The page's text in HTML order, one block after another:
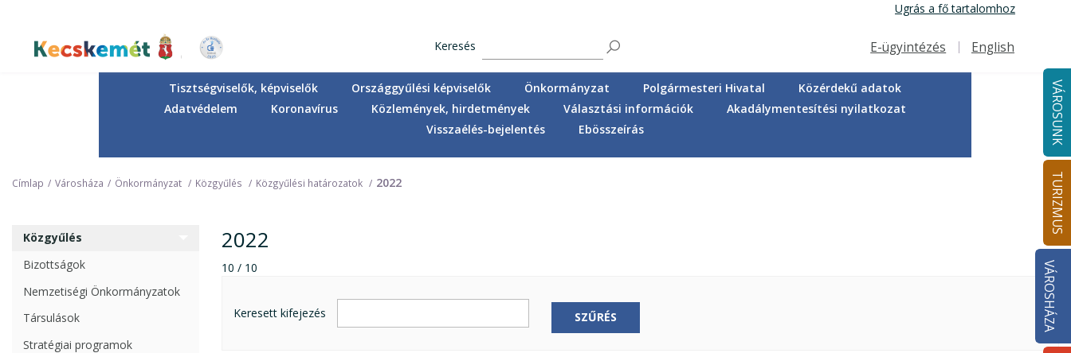
tartalomra
Ugrás a fő tartalomhoz
Kecskemét Város Honlapja
Keresés
Felső navigáció
E-ügyintézés English
VÁROSUNK
TURIZMUS
VÁROSHÁZA
Tisztségviselők, képviselők Országgyűlési képviselők Önkormányzat Polgármesteri Hivatal
Közérdekű adatok
Adatvédelem
Koronavírus Közlemények, hirdetmények Választási információk
Akadálymentesítési nyilatkozat
Visszaélés-bejelentés
Ebösszeírás
Címlap Városháza Önkormányzat Közgyűlés Közgyűlési határozatok 2022
Közgyűlés
Bizottságok
Nemzetiségi Önkormányzatok
Társulások
Stratégiai programok
2022
10 / 10
Keresett kifejezés SZŰRÉS